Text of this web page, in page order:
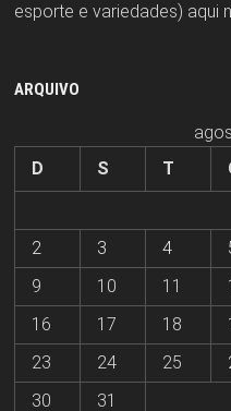
esporte e variedades) aqui
ARQUIVO
D
S T
2
3 4
9
10 11
16
17 18
23
24 25
30
31